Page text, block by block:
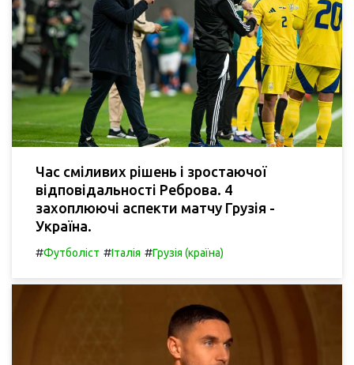
Час сміливих рішень і зростаючої
відповідальності Реброва. 4
захоплюючі аспекти матчу Грузія -
Україна.
#Футболіст #Італія #Грузія (країна)